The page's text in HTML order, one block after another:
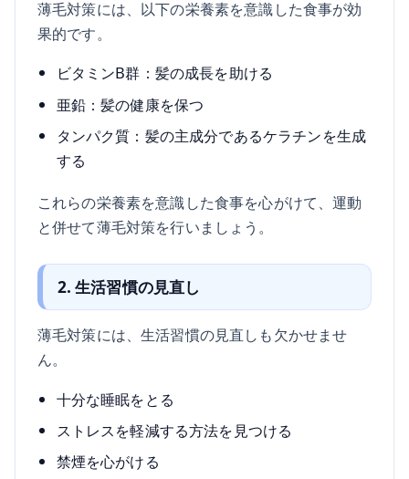
薄毛対策には、以下の栄養素を意識した食事が効
果的です。
ビタミンB群：髪の成長を助ける
亜鉛：髪の健康を保つ
タンパク質：髪の主成分であるケラチンを生成
する
これらの栄養素を意識した食事を心がけて、運動
と併せて薄毛対策を行いましょう。
2. 生活習慣の見直し
薄毛対策には、生活習慣の見直しも欠かせませ
ん。
十分な睡眠をとる
ストレスを軽減する方法を見つける
禁煙を心がける